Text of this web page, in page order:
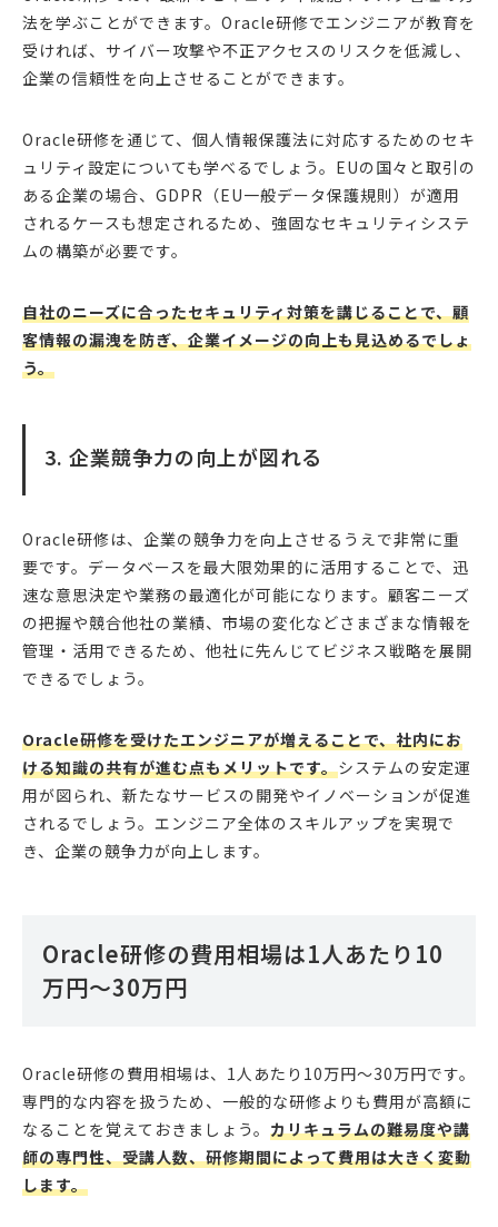
法を学ぶことができます。Oracle研修でエンジニアが教育を
受ければ、サイバー攻撃や不正アクセスのリスクを低減し、
企業の信頼性を向上させることができます。
Oracle研修を通じて、個人情報保護法に対応するためのセキ
ュリティ設定についても学べるでしょう。EUの国々と取引の
ある企業の場合、GDPR（EU一般データ保護規則）が適用
されるケースも想定されるため、強固なセキュリティシステ
ムの構築が必要です。
自社のニーズに合ったセキュリティ対策を講じることで、顧
客情報の漏洩を防ぎ、企業イメージの向上も見込めるでしょ
う。
3. 企業競争力の向上が図れる
Oracle研修は、企業の競争力を向上させるうえで非常に重
要です。データベースを最大限効果的に活用することで、迅
速な意思決定や業務の最適化が可能になります。顧客ニーズ
の把握や競合他社の業績、市場の変化などさまざまな情報を
管理・活用できるため、他社に先んじてビジネス戦略を展開
できるでしょう。
Oracle研修を受けたエンジニアが増えることで、社内にお
ける知識の共有が進む点もメリットです。システムの安定運
用が図られ、新たなサービスの開発やイノベーションが促進
されるでしょう。エンジニア全体のスキルアップを実現で
き、企業の競争力が向上します。
Oracle研修の費用相場は1人あたり10
万円～30万円
Oracle研修の費用相場は、1人あたり10万円～30万円です。
専門的な内容を扱うため、一般的な研修よりも費用が高額に
なることを覚えておきましょう。 カリキュラムの難易度や講
師の専門性、受講人数、研修期間によって費用は大きく変動
します。